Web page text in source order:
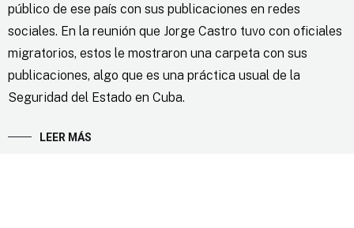
público de ese país con sus publicaciones en redes
sociales. En la reunión que Jorge Castro tuvo con oficiales
migratorios, estos le mostraron una carpeta con sus
publicaciones, algo que es una práctica usual de la
Seguridad del Estado en Cuba.
LEER MÁS